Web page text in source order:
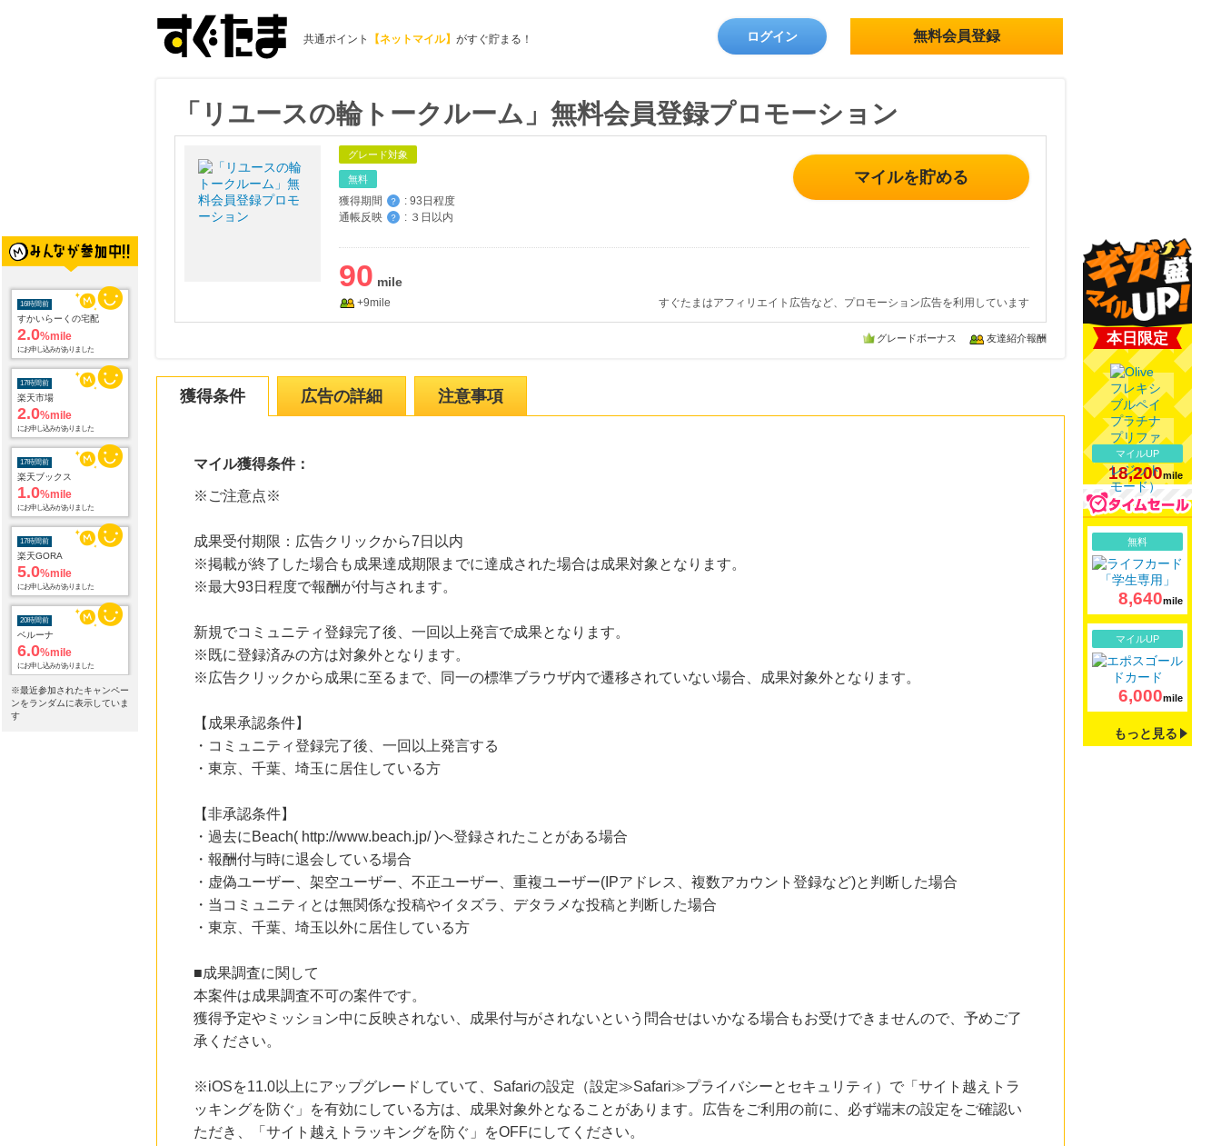
共通ポイント 【ネットマイル】 がすぐ貯まる！ ログイン 無料会員登録
16時間前
すかいらーくの宅配
2.0%mile
にお申し込みがありました
17時間前
楽天市場
2.0%mile
にお申し込みがありました
17時間前
楽天ブックス
1.0%mile
にお申し込みがありました
17時間前
楽天GORA
5.0%mile
にお申し込みがありました
20時間前
ベルーナ
6.0%mile
にお申し込みがありました
21時間前
※最近参加されたキャンペー
ンをランダムに表示していま
す
「リユースの輪トークルーム」無料会員登録プロモーション
グレード対象
無料
獲得期間 ？ : 93日程度
通帳反映
？ : ３日以内
マイルを貯める
90
+9mile すぐたまはアフィリエイト広告など、プロモーション広告を利用しています
グレードボーナス 友達紹介報酬
獲得条件 広告の詳細 注意事項
マイル獲得条件：
※ご注意点※
成果受付期限：広告クリックから7日以内
※掲載が終了した場合も成果達成期限までに達成された場合は成果対象となります。
※最大93日程度で報酬が付与されます。
新規でコミュニティ登録完了後、一回以上発言で成果となります。
※既に登録済みの方は対象外となります。
※広告クリックから成果に至るまで、同一の標準ブラウザ内で遷移されていない場合、成果対象外となります。
【成果承認条件】
・コミュニティ登録完了後、一回以上発言する
・東京、千葉、埼玉に居住している方
【非承認条件】
・過去にBeach( http://www.beach.jp/ )へ登録されたことがある場合
・報酬付与時に退会している場合
・虚偽ユーザー、架空ユーザー、不正ユーザー、重複ユーザー(IPアドレス、複数アカウント登録など)と判断した場合
・当コミュニティとは無関係な投稿やイタズラ、デタラメな投稿と判断した場合
・東京、千葉、埼玉以外に居住している方
■成果調査に関して
本案件は成果調査不可の案件です。
獲得予定やミッション中に反映されない、成果付与がされないという問合せはいかなる場合もお受けできませんので、予めご了
承ください。
※iOSを11.0以上にアップグレードしていて、Safariの設定（設定≫Safari≫プライバシーとセキュリティ）で「サイト越えトラ
ッキングを防ぐ」を有効にしている方は、成果対象外となることがあります。広告をご利用の前に、必ず端末の設定をご確認い
ただき、「サイト越えトラッキングを防ぐ」をOFFにしてください。
本日限定
マイルUP
18,200mile
無料
8,640mile
マイルUP
6,000mile
もっと見る